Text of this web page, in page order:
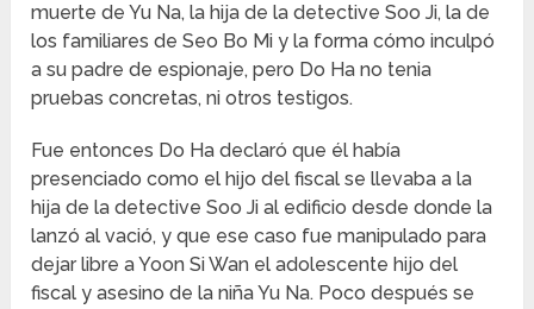
muerte de Yu Na, la hija de la detective Soo Ji, la de
los familiares de Seo Bo Mi y la forma cómo inculpó
a su padre de espionaje, pero Do Ha no tenia
pruebas concretas, ni otros testigos.
Fue entonces Do Ha declaró que él había
presenciado como el hijo del fiscal se llevaba a la
hija de la detective Soo Ji al edificio desde donde la
lanzó al vació, y que ese caso fue manipulado para
dejar libre a Yoon Si Wan el adolescente hijo del
fiscal y asesino de la niña Yu Na. Poco después se